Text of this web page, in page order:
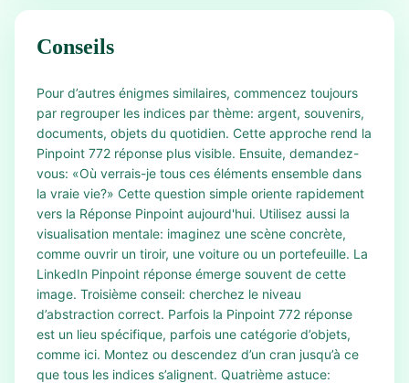
Conseils
Pour d’autres énigmes similaires, commencez toujours
par regrouper les indices par thème: argent, souvenirs,
documents, objets du quotidien. Cette approche rend la
Pinpoint 772 réponse plus visible. Ensuite, demandez-
vous: «Où verrais-je tous ces éléments ensemble dans
la vraie vie?» Cette question simple oriente rapidement
vers la Réponse Pinpoint aujourd'hui. Utilisez aussi la
visualisation mentale: imaginez une scène concrète,
comme ouvrir un tiroir, une voiture ou un portefeuille. La
LinkedIn Pinpoint réponse émerge souvent de cette
image. Troisième conseil: cherchez le niveau
d’abstraction correct. Parfois la Pinpoint 772 réponse
est un lieu spécifique, parfois une catégorie d’objets,
comme ici. Montez ou descendez d’un cran jusqu’à ce
que tous les indices s’alignent. Quatrième astuce: